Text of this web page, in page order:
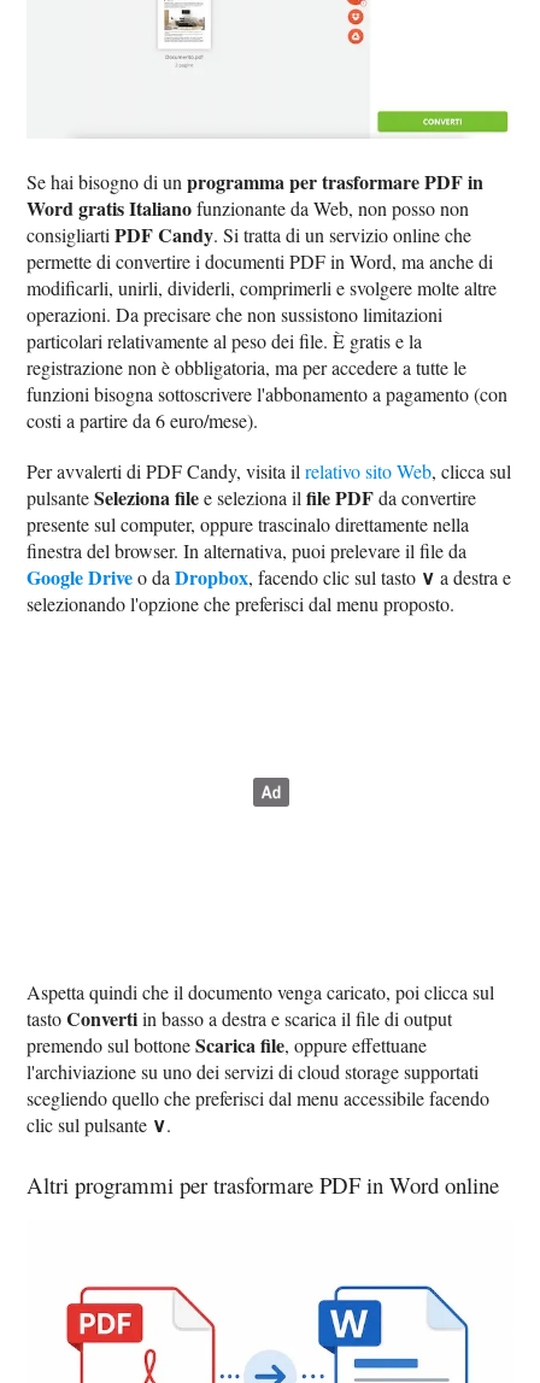
Se hai bisogno di unprogramma per trasformare PDF in
Word gratis Italianofunzionante da Web, non posso non
consigliartiPDF Candy. Si tratta di un servizio online che
permette di convertire i documenti PDF in Word, ma anche di
modificarli, unirli, dividerli, comprimerli e svolgere molte altre
operazioni. Da precisare che non sussistono limitazioni
particolari relativamente al peso dei file. È gratis e la
registrazione non è obbligatoria, ma per accedere a tutte le
funzioni bisogna sottoscrivere l'abbonamento a pagamento (con
costi a partire da 6 euro/mese).
Per avvalerti di PDF Candy, visita ilrelativo sito Web, clicca sul
pulsanteSeleziona filee seleziona ilfile PDFda convertire
presente sul computer, oppure trascinalo direttamente nella
finestra del browser. In alternativa, puoi prelevare il file da
Google Driveo daDropbox, facendo clic sul tasto ∨ a destra e
selezionando l'opzione che preferisci dal menu proposto.
Aspetta quindi che il documento venga caricato, poi clicca sul
tastoConvertiin basso a destra e scarica il file di output
premendo sul bottoneScarica file, oppure effettuane
l'archiviazione su uno dei servizi di cloud storage supportati
scegliendo quello che preferisci dal menu accessibile facendo
clic sul pulsante ∨.
Altri programmi per trasformare PDF in Word online